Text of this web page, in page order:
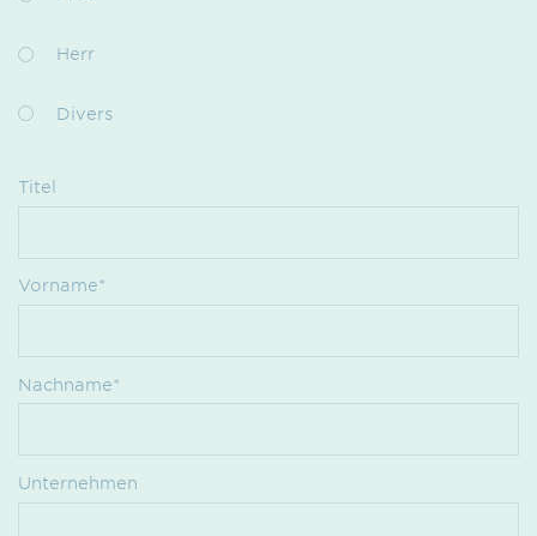
Herr
Divers
Titel
Vorname*
Nachname*
Unternehmen